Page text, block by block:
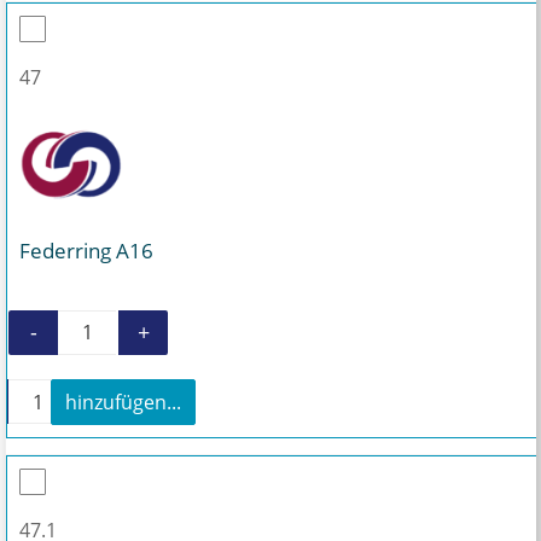
47
Federring A16
Federring A16 Menge
- +
Federring A16 Menge
+
hinzufügen...
47.1